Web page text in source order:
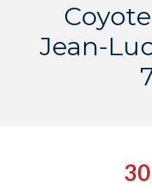
Jean-